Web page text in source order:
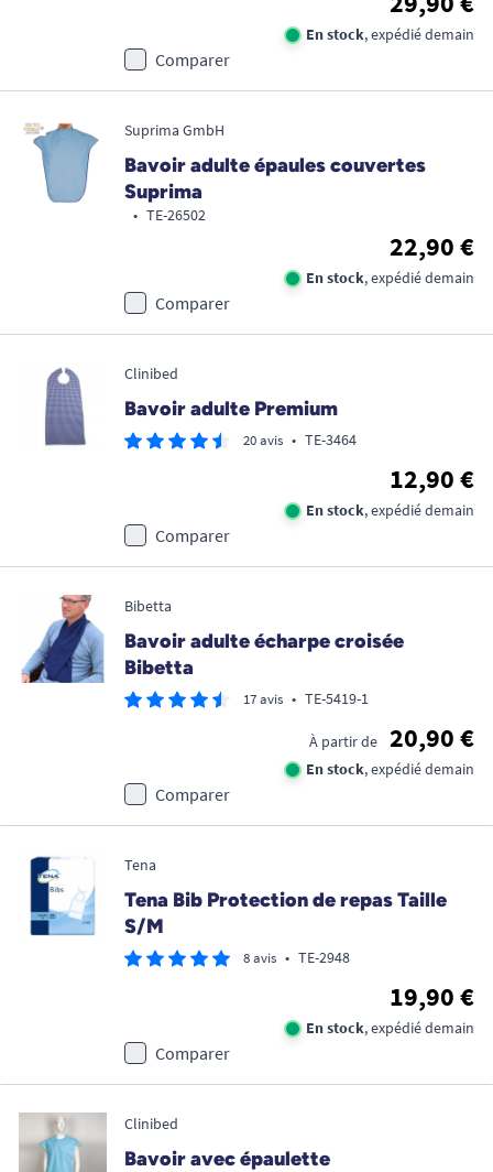
En stock, expédié demain
Comparer
Suprima GmbH
Bavoir adulte épaules couvertes
Suprima
• TE-26502
22,90 €
En stock, expédié demain
Comparer
Clinibed
Bavoir adulte Premium
20 avis • TE-3464
12,90 €
En stock, expédié demain
Comparer
Bibetta
Bavoir adulte écharpe croisée
Bibetta
17 avis • TE-5419-1
À partir de 20,90 €
En stock, expédié demain
Comparer
Tena
Tena Bib Protection de repas Taille
S/M
8 avis • TE-2948
19,90 €
En stock, expédié demain
Comparer
Clinibed
Bavoir avec épaulette